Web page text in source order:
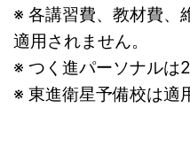
※ 各講習費、教材費、
適用されません。
※ つく進パーソナルは
※ 東進衛星予備校は適